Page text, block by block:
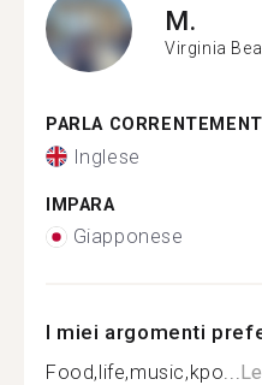
M.
Virginia
PARLA
Inglese
IMPARA
Giapponese
I miei argomenti
Food,life,music,kpo...